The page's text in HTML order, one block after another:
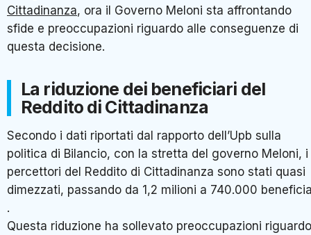
Cittadinanza, ora il Governo Meloni sta affrontando
sfide e preoccupazioni riguardo alle conseguenze di
questa decisione.
La riduzione dei beneficiari del
Reddito di Cittadinanza
Secondo i dati riportati dal rapporto dell’Upb sulla
politica di Bilancio, con la stretta del governo Meloni, i
percettori del Reddito di Cittadinanza sono stati quasi
dimezzati, passando da 1,2 milioni a 740.000
.
Questa riduzione ha sollevato preoccupazioni riguardo